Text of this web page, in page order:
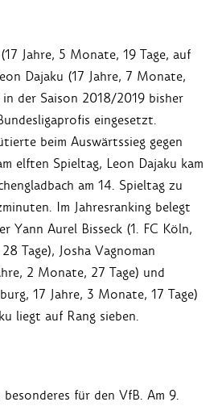
Jahre, 5 Monate, 19 Tage, auf
Dajaku (17 Jahre, 7 Monate,
der Saison 2018/2019 bisher
eingesetzt.
beim Auswärtssieg gegen
elften Spieltag, Leon Dajaku kam
am 14. Spieltag zu
Im Jahresranking belegt
Yann Aurel Bisseck (1. FC Köln,
Tage), Josha Vagnoman
2 Monate, 27 Tage) und
17 Jahre, 3 Monate, 17 Tage)
liegt auf Rang sieben.
für den VfB. Am 9.